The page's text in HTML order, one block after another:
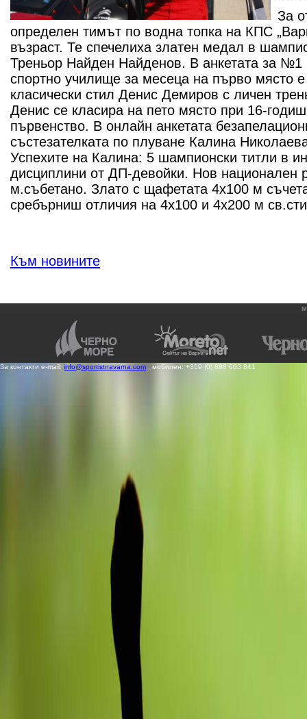
За
определен тимът по водна топка на КПС
възраст. Те спечелиха златен медал в
Треньор Найден Найденов. В анкетата за №1
спортно училище за месеца на първо място е
класически стил Денис Демиров с личен
Денис се класира на пето място при 16-
първенство. В онлайн анкетата
състезателката по плуване Калина
Успехите на Калина: 5 шампионски титли в
дисциплини от ДП-девойки. Нов национален
м.събетано. Злато с щафетата 4х100 м
сребърниш отличия на 4х100 и 4х200 м
Към новините
За контакти e-mail: info@sportistnavarna.com , мобилен: +359 (0) 888 603 841